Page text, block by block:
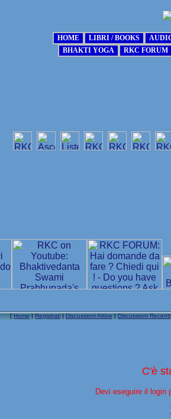
[Home|Registrati|Discussioni Attive|Discussioni Recenti
C'è
Devi eseguire il login